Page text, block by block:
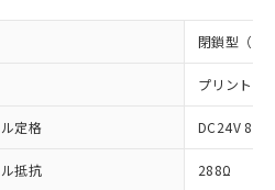
閉鎖型（ケ
プリント基
定格 DC24V
抵抗 288Ω